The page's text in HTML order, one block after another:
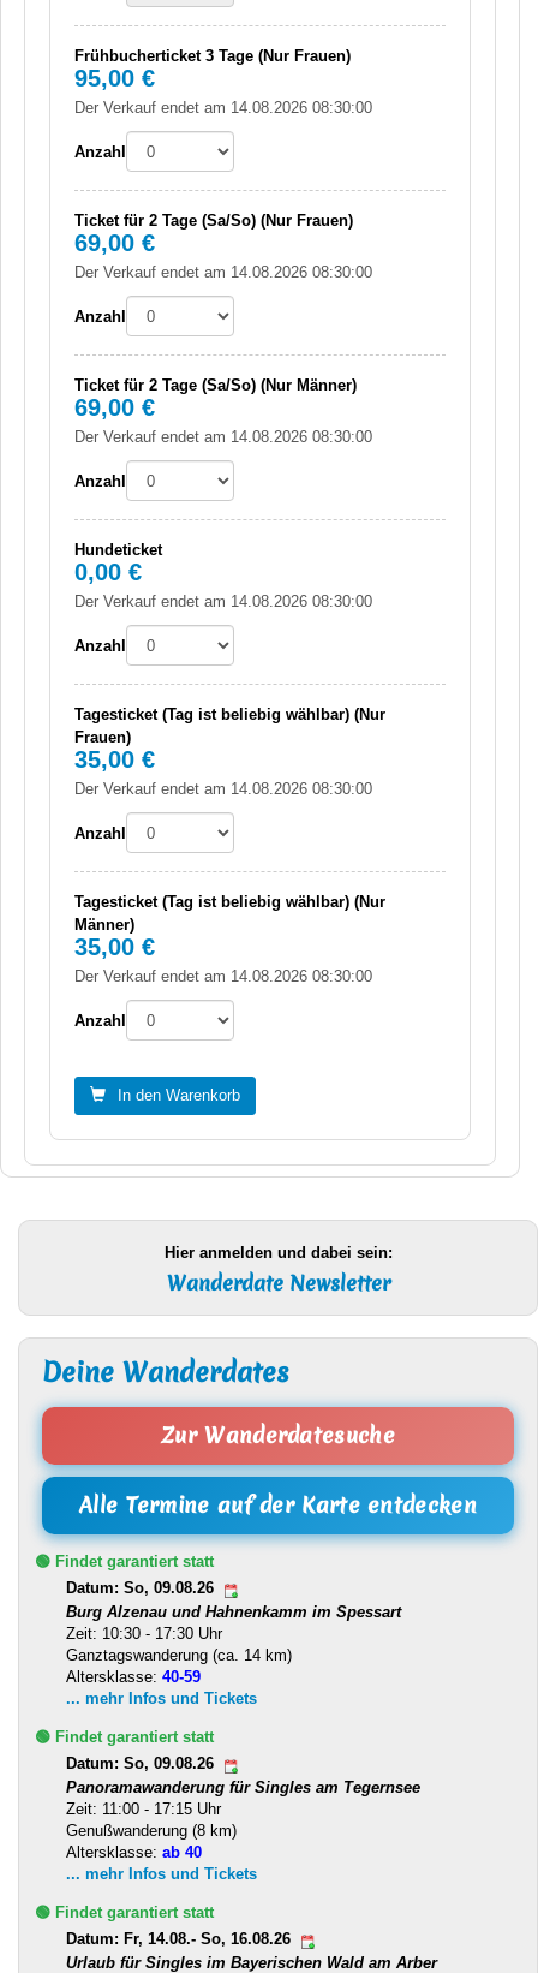
Frühbucherticket 3 Tage (Nur Frauen)
95,00 €
Der Verkauf endet am 14.08.2026 08:30:00
Anzahl
Ticket für 2 Tage (Sa/So) (Nur Frauen)
69,00 €
Der Verkauf endet am 14.08.2026 08:30:00
Anzahl
Ticket für 2 Tage (Sa/So) (Nur Männer)
69,00 €
Der Verkauf endet am 14.08.2026 08:30:00
Anzahl
Hundeticket
0,00 €
Der Verkauf endet am 14.08.2026 08:30:00
Anzahl
Tagesticket (Tag ist beliebig wählbar) (Nur
Frauen)
35,00 €
Der Verkauf endet am 14.08.2026 08:30:00
Anzahl
Tagesticket (Tag ist beliebig wählbar) (Nur
Männer)
35,00 €
Der Verkauf endet am 14.08.2026 08:30:00
Anzahl
In den Warenkorb
Hier anmelden und dabei sein:
Wanderdate Newsletter
Deine Wanderdates
Zur Wanderdatesuche
Alle Termine auf der Karte entdecken
🟢 Findet garantiert statt
Datum: So, 09.08.26
Burg Alzenau und Hahnenkamm im Spessart
Zeit: 10:30 - 17:30 Uhr
Ganztagswanderung (ca. 14 km)
Altersklasse: 40-59
... mehr Infos und Tickets
🟢 Findet garantiert statt
Datum: So, 09.08.26
Panoramawanderung für Singles am Tegernsee
Zeit: 11:00 - 17:15 Uhr
Genußwanderung (8 km)
Altersklasse: ab 40
... mehr Infos und Tickets
🟢 Findet garantiert statt
Datum: Fr, 14.08.- So, 16.08.26
Urlaub für Singles im Bayerischen Wald am Arber